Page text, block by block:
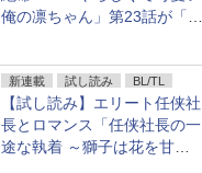
俺の凛ちゃん」第23話が「コ
新連載 試し読み BL/TL
【試し読み】エリート任侠社
長とロマンス「任侠社長の一
途な執着 ～獅子は花を甘く